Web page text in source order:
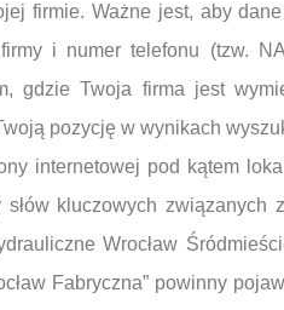
firmie. Ważne jest, aby
i numer telefonu (tzw.
gdzie Twoja firma jest
pozycję w wynikach
internetowej pod kątem
słów kluczowych związanych
Wrocław
Fabryczna” powinny